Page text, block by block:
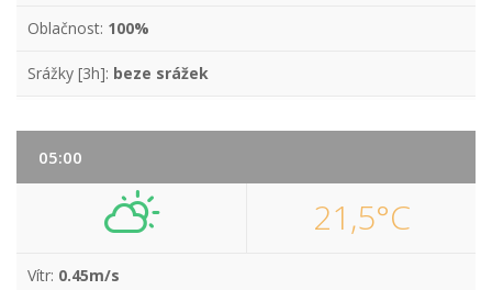
Oblačnost: 100%
Srážky [3h]: beze srážek
05:00
21,5°C
Vítr: 0.45m/s